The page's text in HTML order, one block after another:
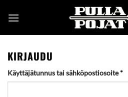
KIRJAUDU
Käyttäjätunnus tai sähköpostiosoite*